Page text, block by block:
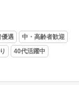
優遇
中・高齢者歓迎
40代活躍中